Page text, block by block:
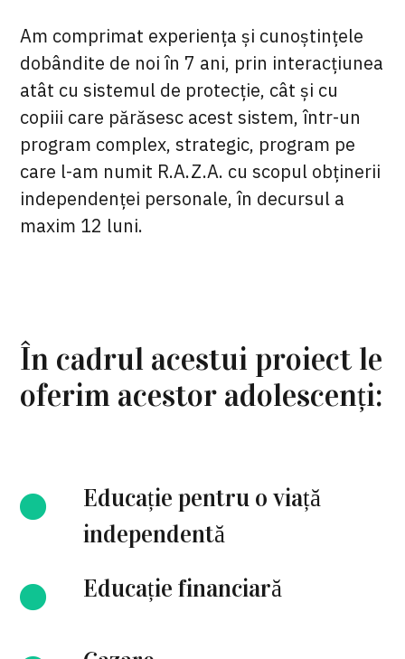
Am comprimat experiența și cunoștințele
dobândite de noi în 7 ani, prin interacțiunea
atât cu sistemul de protecție, cât și cu
copiii care părăsesc acest sistem, într-un
program complex, strategic, program pe
care l-am numit R.A.Z.A. cu scopul obținerii
independenței personale, în decursul a
maxim 12 luni.
În cadrul acestui proiect le
oferim acestor adolescenți:
Educație pentru o viață
independentă
Educație financiară